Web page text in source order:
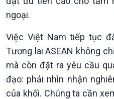
ngoại.
Việc Việt Nam tiếp tục
Tương lai ASEAN không
mà còn đặt ra yêu cầu
đạo: phải nhìn nhận
của khối. Chúng ta cần